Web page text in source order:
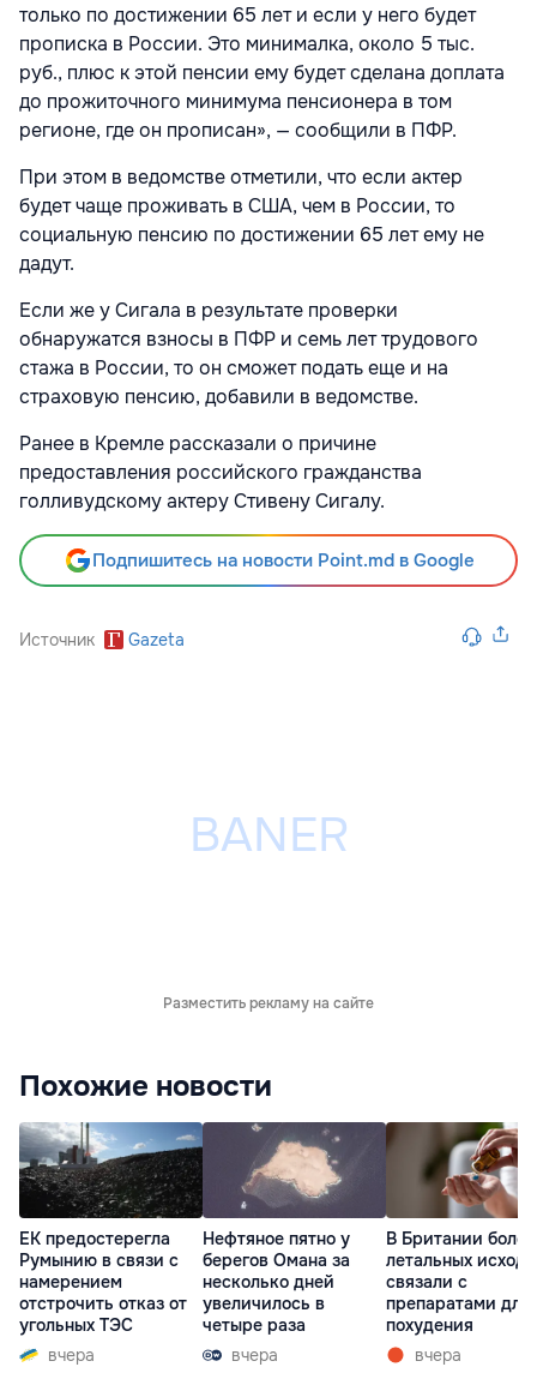
только по достижении 65 лет и если у него будет
прописка в России. Это минималка, около 5 тыс.
руб., плюс к этой пенсии ему будет сделана доплата
до прожиточного минимума пенсионера в том
регионе, где он прописан», — сообщили в ПФР.
При этом в ведомстве отметили, что если актер
будет чаще проживать в США, чем в России, то
социальную пенсию по достижении 65 лет ему не
дадут.
Если же у Сигала в результате проверки
обнаружатся взносы в ПФР и семь лет трудового
стажа в России, то он сможет подать еще и на
страховую пенсию, добавили в ведомстве.
Ранее в Кремле рассказали о причине
предоставления российского гражданства
голливудскому актеру Стивену Сигалу.
Подпишитесь на новости Point.md в Google
Источник Gazeta
Разместить рекламу на сайте
Похожие новости
ЕК предостерегла
Румынию в связи с
намерением
отстрочить отказ от
угольных ТЭС
вчера
Нефтяное пятно у
берегов Омана за
несколько дней
увеличилось в
четыре раза
вчера
В Британии
летальных
связали с
препаратами для
похудения
вчера